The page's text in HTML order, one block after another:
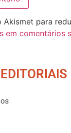
Akismet para
em comentários
EDITORIAIS